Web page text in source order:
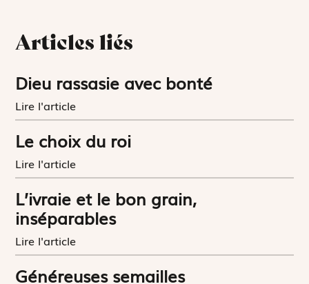
Articles liés
Dieu rassasie avec bonté
Lire l'article
Le choix du roi
Lire l'article
L’ivraie et le bon grain,
inséparables
Lire l'article
Généreuses semailles